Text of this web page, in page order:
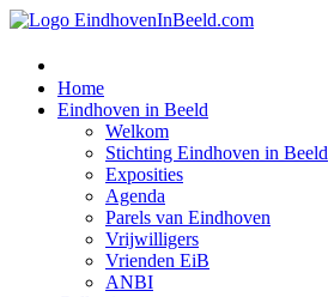
Home
Eindhoven in Beeld
Welkom
Stichting Eindhoven in Beeld
Exposities
Agenda
Parels van Eindhoven
Vrijwilligers
Vrienden EiB
ANBI